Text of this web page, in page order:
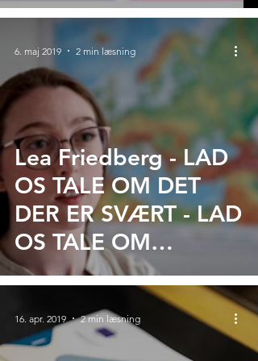
Lea Friedberg - LAD
OS TALE OM DET
DER ER SVÆRT - LAD
OS TALE OM
EUROPA
6. maj 2019 2 min læsning
16. apr. 2019 2 min læsning